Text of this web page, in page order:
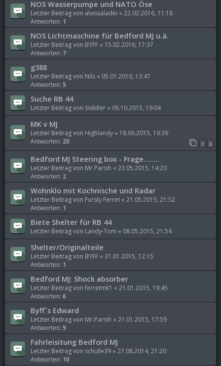
NOS Wasserpumpe und NATO Öse
Letzter Beitrag von alvissaladin « 22.02.2016, 11:18
Antworten: 1
NOS Lichtmaschine für Bedford MJ u.ä.
Letzter Beitrag von BYFF « 15.02.2016, 17:37
Antworten: 7
g388
Letzter Beitrag von Nils « 05.01.2016, 13:47
Antworten: 5
Suche RB 44
Letzter Beitrag von Sixkiller « 06.10.2015, 19:04
MK v MJ
Letzter Beitrag von Highlandy « 18.06.2015, 19:39
Antworten: 20 1 2
Bedford MJ Steering box - Frage........
Letzter Beitrag von Mr.Parish « 23.05.2015, 14:20
Antworten: 2
Wohnklo mit Kochnische und Radar
Letzter Beitrag von Fursty Ferret « 21.05.2015, 21:52
Antworten: 1
Biete Shelter für RB 44
Letzter Beitrag von Landy-Tom « 08.05.2015, 21:54
Shelter/Originalteile
Letzter Beitrag von BYFF « 31.01.2015, 12:15
Antworten: 1
Bedford MJ: Shock absorber
Letzter Beitrag von ferretmk1 « 21.01.2015, 19:45
Antworten: 6
Byff´s Edward
Letzter Beitrag von Mr.Parish « 21.01.2015, 17:59
Antworten: 9
Fahrleisitung Bedford MJ
Letzter Beitrag von schulle39 « 27.08.2014, 21:20
Antworten: 10